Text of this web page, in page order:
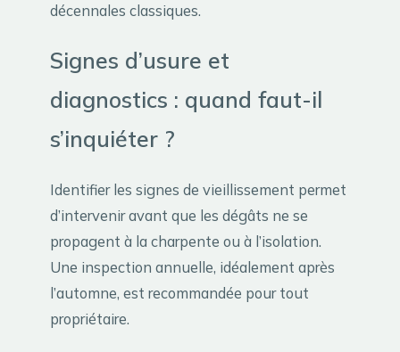
décennales classiques.
Signes d’usure et
diagnostics : quand faut-il
s’inquiéter ?
Identifier les signes de vieillissement permet
d’intervenir avant que les dégâts ne se
propagent à la charpente ou à l’isolation.
Une inspection annuelle, idéalement après
l’automne, est recommandée pour tout
propriétaire.